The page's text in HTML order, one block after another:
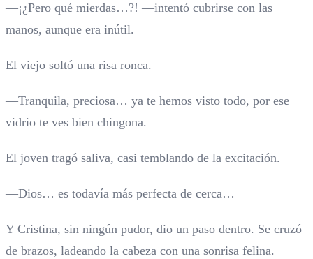
—¡¿Pero qué mierdas…?! —intentó cubrirse con las
manos, aunque era inútil.
El viejo soltó una risa ronca.
—Tranquila, preciosa… ya te hemos visto todo, por ese
vidrio te ves bien chingona.
El joven tragó saliva, casi temblando de la excitación.
—Dios… es todavía más perfecta de cerca…
Y Cristina, sin ningún pudor, dio un paso dentro. Se cruzó
de brazos, ladeando la cabeza con una sonrisa felina.